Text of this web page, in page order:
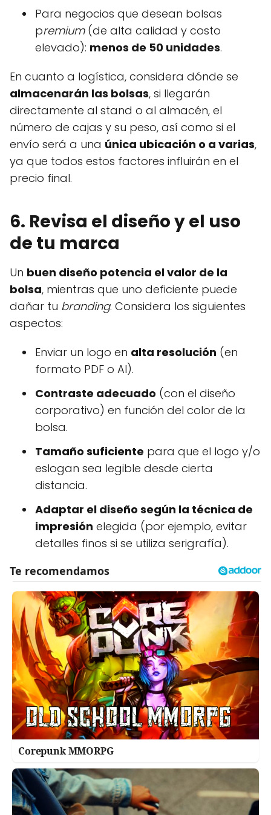
Para negocios que desean bolsas
premium(de alta calidad y costo
elevado): menos de 50 unidades.
En cuanto a logística, considera dónde se
almacenarán las bolsas, si llegarán
directamente al stand o al almacén, el
número de cajas y su peso, así como si el
envío será a una única ubicación o a varias,
ya que todos estos factores influirán en el
precio final.
6. Revisa el diseño y el uso
de tu marca
Un buen diseño potencia el valor de la
bolsa, mientras que uno deficiente puede
dañar tu branding. Considera los siguientes
aspectos:
Enviar un logo en alta resolución (en
formato PDF o AI).
Contraste adecuado (con el diseño
corporativo) en función del color de la
bolsa.
Tamaño suficiente para que el logo y/o
eslogan sea legible desde cierta
distancia.
Adaptar el diseño según la técnica de
impresión elegida (por ejemplo, evitar
detalles finos si se utiliza serigrafía).
Corepunk MMORPG